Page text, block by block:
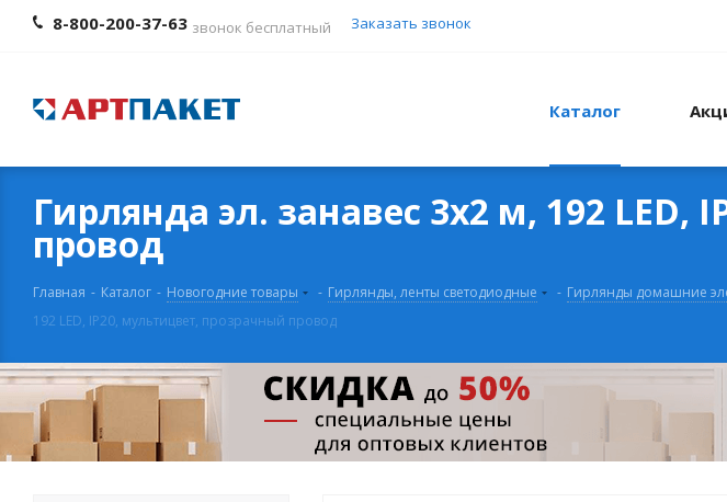
8-800-200-37-63 звонок бесплатный Заказать звонок
Каталог
Гирлянда эл. занавес 3х2 м, 192
провод
Главная - Каталог - Новогодние товары - Гирлянды, ленты светодиодные - Гирлянды домашние
192 LED, IP20, мультицвет, прозрачный провод